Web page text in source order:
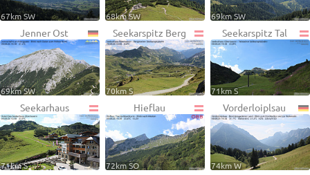
67km SW 68km SW 69km SW
Jenner Ost
69km SW
Seekarspitz Berg
70km S
Seekarspitz Tal
71km S
Seekarhaus
71km S
Hieflau
72km SO
Vorderloiplsau
74km W